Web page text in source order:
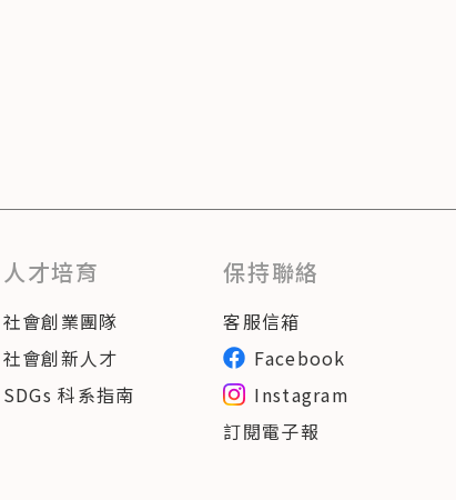
人才培育
社會創業團隊
社會創新人才
SDGs 科系指南
保持聯絡
客服信箱
Facebook
Instagram
訂閱電子報